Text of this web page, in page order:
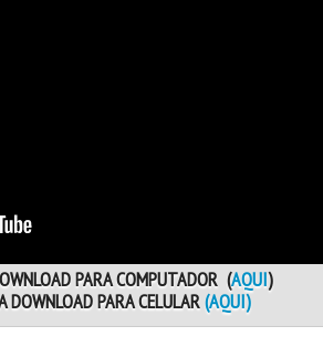
PARA COMPUTADOR (AQUI)
DOWNLOAD PARA CELULAR(AQUI)